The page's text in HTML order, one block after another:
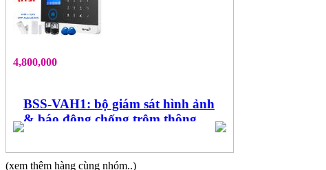
4,800,000
BSS-VAH1: bộ giám sát hình ảnh
& báo động chống trộm thông
minh gia đình
(xem thêm hàng cùng nhóm..)